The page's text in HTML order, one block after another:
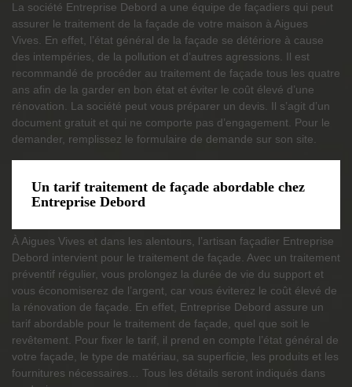
La société Entreprise Debord a une équipe de façadiers qui peut
assurer le traitement de la façade de votre maison à Aigues
Vives. En effet, l’état général de la façade se détériore à cause
des intempéries, de la pollution et d’autres agressions. Il est
recommandé de procéder au traitement de façade tous les quatre
ans afin de la garder en bon état et éviter le coût élevé d’une
rénovation. La société peut vous préparer un devis. Il s’agit d’un
document gratuit et qui ne comporte pas d’engagement. Pour le
demander, remplissez le formulaire de demande sur son site.
Un tarif traitement de façade abordable chez
Entreprise Debord
À Aigues Vives et dans les alentours, l’artisan façadier Entreprise
Debord intervient pour le traitement de façade. Avec un traitement
préventif régulier, vous prolongez la durée de vie du support et
vous économiserez de l’argent, car vous éviterez le coût élevé de
la rénovation de façade. En effet, Entreprise Debord assure un
tarif abordable pour le traitement de façade, quel que soit le
revêtement. Pour fixer le tarif, il prend en compte l’état général de
votre façade, le type de matériau, sa superficie, les produits et les
fournitures nécessaires… Tous les détails seront indiqués dans